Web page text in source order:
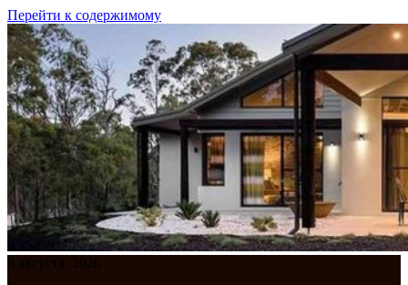
Перейти к содержимому
8 августа, 2026